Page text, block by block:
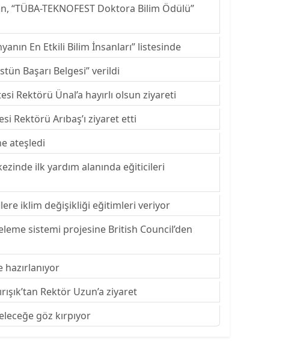
“TÜBA-TEKNOFEST Doktora Bilim Ödülü”
En Etkili Bilim İnsanları” listesinde
Başarı Belgesi” verildi
Rektörü Ünal’a hayırlı olsun ziyareti
Rektörü Arıbaş’ı ziyaret etti
ateşledi
ilk yardım alanında eğiticileri
iklim değişikliği eğitimleri veriyor
sistemi projesine British Council’den
Rektör Uzun’a ziyaret
göz kırpıyor